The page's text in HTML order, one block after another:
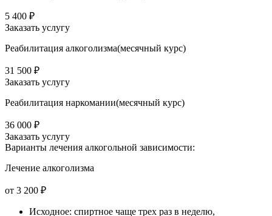
5 400 ₽
Заказать услугу
Реабилитация алкоголизма(месячный курс)
31 500 ₽
Заказать услугу
Реабилитация наркомании(месячный курс)
36 000 ₽
Заказать услугу
Варианты лечения алкогольной зависимости:
Лечение алкоголизма
от 3 200 ₽
Исходное: спиртное чаще трех раз в неделю,